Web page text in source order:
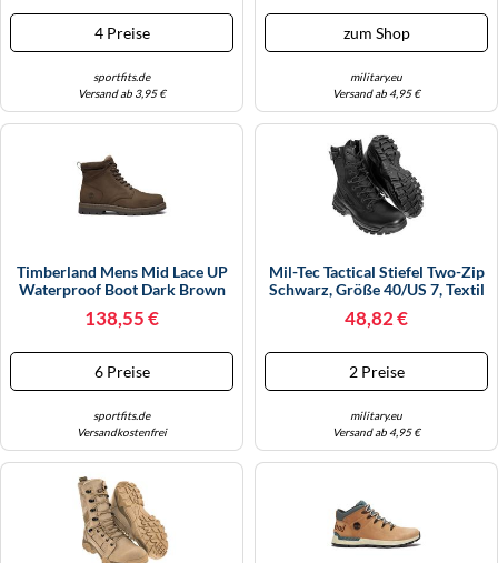
4 Preise
sportfits.de
Versand ab 3,95 €
zum Shop
military.eu
Versand ab 4,95 €
Timberland Mens Mid Lace UP
Waterproof Boot Dark Brown
138,55 €
6 Preise
sportfits.de
Versandkostenfrei
Mil-Tec Tactical Stiefel Two-Zip
Schwarz, Größe 40/US 7, Textil
48,82 €
2 Preise
military.eu
Versand ab 4,95 €